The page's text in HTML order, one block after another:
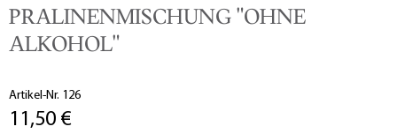
PRALINENMISCHUNG "OHNE
ALKOHOL"
Artikel-Nr. 126
11,50 €